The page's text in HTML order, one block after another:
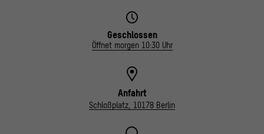
Geschlossen
Öffnet morgen 10:30 Uhr
Anfahrt
Schloßplatz, 10178 Berlin